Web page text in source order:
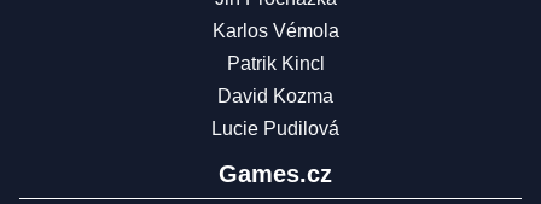
Karlos Vémola
Patrik Kincl
David Kozma
Lucie Pudilová
Games.cz